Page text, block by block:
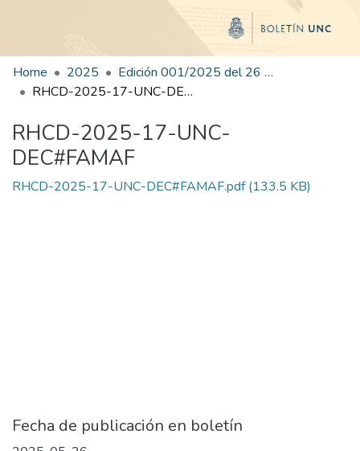
Home 2025
Edición 001/2025 del 26 de mayo de 2025
RHCD-2025-17-UNC-DEC#FAMAF
RHCD-2025-17-UNC-
DEC#FAMAF
RHCD-2025-17-UNC-DEC#FAMAF.pdf(133.5 KB)
Fecha de publicación en boletín